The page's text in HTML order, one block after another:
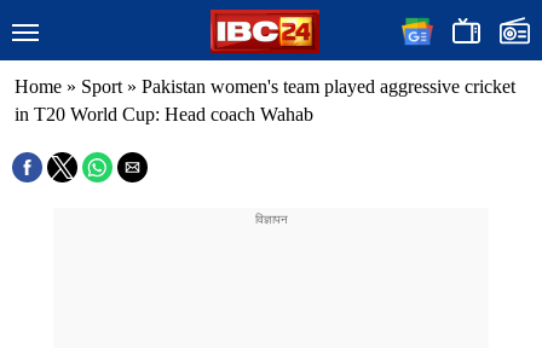
Home » Sport » Pakistan women's team played aggressive cricket
in T20 World Cup: Head coach Wahab